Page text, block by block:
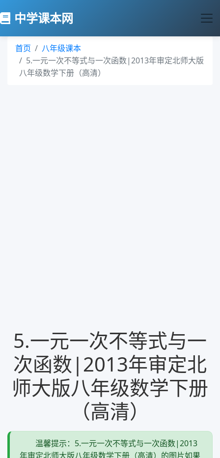
中学课本网
首页
八年级课本
5.一元一次不等式与一次函数|2013年审定北师大版
八年级数学下册（高清）
5.一元一次不等式与一
次函数|2013年审定北
师大版八年级数学下册
（高清）
温馨提示：5.一元一次不等式与一次函数|2013
年审定北师大版八年级数学下册（高清）的图片如果